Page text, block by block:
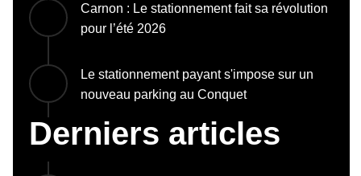
Carnon : Le stationnement fait sa révolution
pour l’été 2026
Le stationnement payant s'impose sur un
nouveau parking au Conquet
Derniers articles